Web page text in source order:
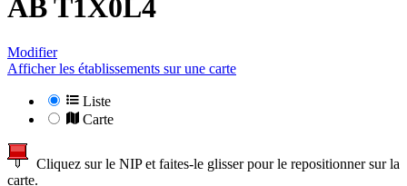
AB T1X0L4
Modifier
Afficher les établissements sur une carte
Liste
Carte
Cliquez sur le NIP et faites-le glisser pour le repositionner sur la
carte.